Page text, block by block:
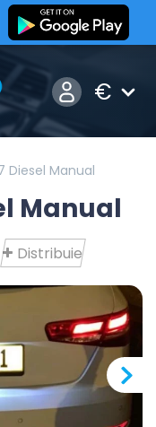
€
Diesel Manual
Manual
Distribuie